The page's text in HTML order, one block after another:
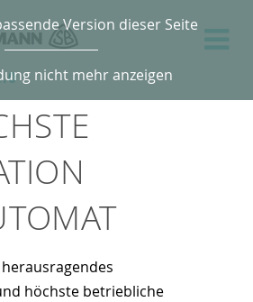
Version dieser Seite
nicht mehr anzeigen
höchste betriebliche